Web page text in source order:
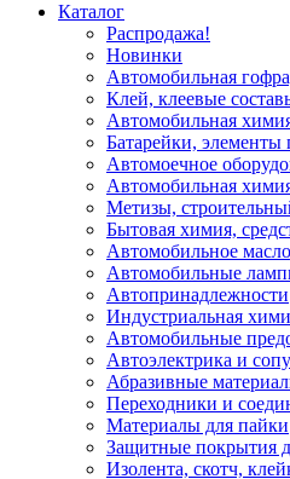
Каталог
Распродажа!
Новинки
Автомобильная
Клей, клеевые
Автомобильная
Батарейки, элементы
Автомоечное
Автомобильная
Метизы,
Бытовая химия,
Автомобильное
Автомобильные
Автопринадлежности
Индустриальная
Автомобильные
Автоэлектрика и
Абразивные
Переходники и
Материалы для пайки
Защитные покрытия
Изолента, скотч,